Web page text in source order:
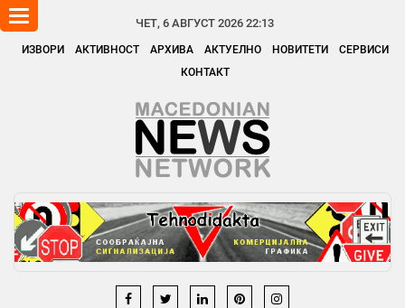
ЧЕТ, 6 АВГУСТ 2026 22:13
ИЗВОРИ АКТИВНОСТ АРХИВА АКТУЕЛНО НОВИТЕТИ
СЕРВИСИ
КОНТАКТ
Toggle
navigation